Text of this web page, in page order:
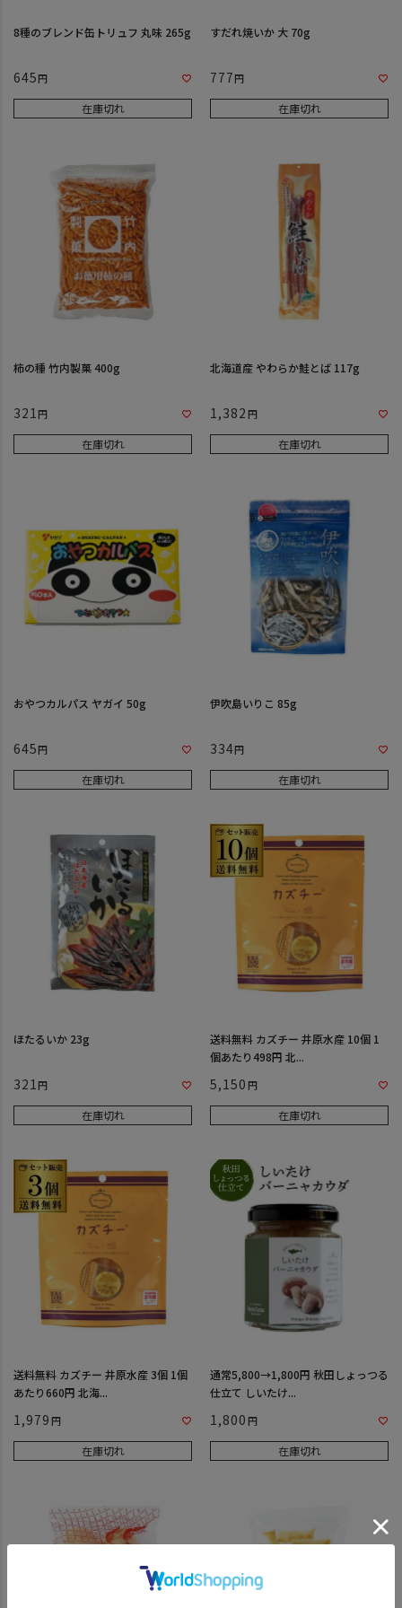
8種のブレンド缶トリュフ 丸味 265g
645
在庫切れ
すだれ焼いか 大 70g
777
在庫切れ
柿の種 竹内製菓 400g
321
在庫切れ
北海道産 やわらか鮭とば 117g
1,382
在庫切れ
おやつカルパス ヤガイ 50g
645
在庫切れ
伊吹島いりこ 85g
334
在庫切れ
ほたるいか 23g
321
在庫切れ
送料無料 カズチー 井原水産 10個 1
個あたり498円 北...
5,150
在庫切れ
送料無料 カズチー 井原水産 3個 1個
あたり660円 北海...
1,979
在庫切れ
通常5,800→1,800円 秋田しょっつる
仕立て しいたけ...
1,800
在庫切れ